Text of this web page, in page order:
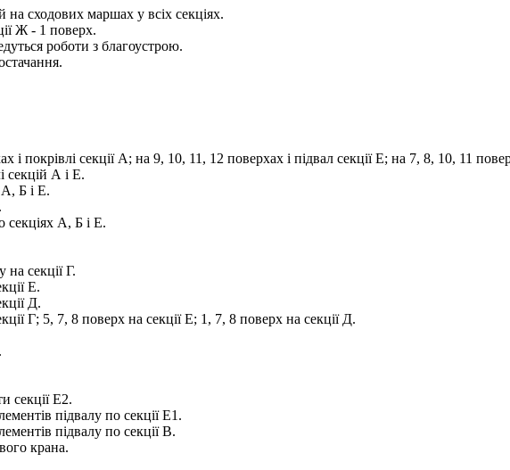
сходових маршах у всіх секціях.
Ж - 1 поверх.
роботи з благоустрою.
покрівлі секції А; на 9, 10, 11, 12 поверхах і підвал секції Е; на 7, 8, 10, 11
секцій А і Е.
А, Б і Е.
секціях А, Б і Е.
секції Г.
Е.
Д.
Г; 5, 7, 8 поверх на секції Е; 1, 7, 8 поверх на секції Д.
секції Е2.
підвалу по секції Е1.
підвалу по секції В.
крана.